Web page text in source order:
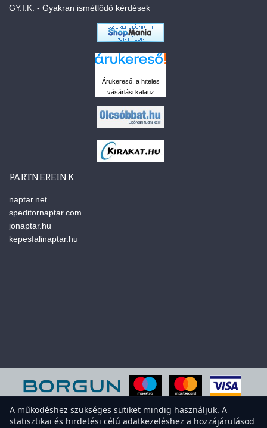
GY.I.K. - Gyakran ismétlődő kérdések
Árukereső, a hiteles
vásárlási kalauz
PARTNEREINK
naptar.net
speditornaptar.com
jonaptar.hu
kepesfalinaptar.hu
A működéshez szükséges sütiket mindig használjuk. A
statisztikai és hirdetési célú adatkezeléshez a hozzájárulásod